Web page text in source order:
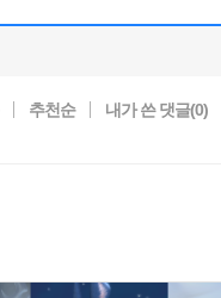
추천순 내가 쓴 댓글(0)